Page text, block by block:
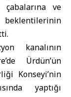
ve
kanalının
Ürdün’ün
Konseyi’nin
yaptığı